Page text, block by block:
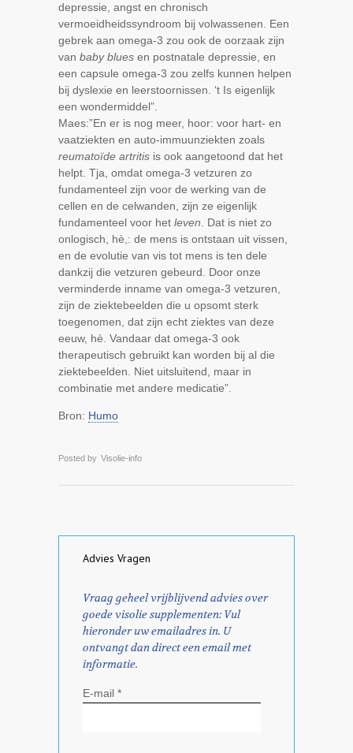
depressie, angst en chronisch
vermoeidheidssyndroom bij volwassenen. Een
gebrek aan omega-3 zou ook de oorzaak zijn
van baby blues en postnatale depressie, en
een capsule omega-3 zou zelfs kunnen helpen
bij dyslexie en leerstoornissen. ‘t Is eigenlijk
een wondermiddel”.
Maes:”En er is nog meer, hoor: voor hart- en
vaatziekten en auto-immuunziekten zoals
reumatoïde artritis is ook aangetoond dat het
helpt. Tja, omdat omega-3 vetzuren zo
fundamenteel zijn voor de werking van de
cellen en de celwanden, zijn ze eigenlijk
fundamenteel voor het leven . Dat is niet zo
onlogisch, hè,: de mens is ontstaan uit vissen,
en de evolutie van vis tot mens is ten dele
dankzij die vetzuren gebeurd. Door onze
verminderde inname van omega-3 vetzuren,
zijn de ziektebeelden die u opsomt sterk
toegenomen, dat zijn echt ziektes van deze
eeuw, hè. Vandaar dat omega-3 ook
therapeutisch gebruikt kan worden bij al die
ziektebeelden. Niet uitsluitend, maar in
combinatie met andere medicatie”.
Bron: Humo
Posted by Visolie-info
Advies Vragen
Vraag geheel vrijblijvend advies over
goede visolie supplementen: Vul
hieronder uw emailadres in. U
ontvangt dan direct een email met
informatie.
E-mail *